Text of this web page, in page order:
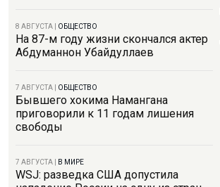
8 АВГУСТА ОБЩЕСТВО
На 87-м году жизни скончался актер
Абдуманнон Убайдуллаев
7 АВГУСТА ОБЩЕСТВО
Бывшего хокима Намангана
приговорили к 11 годам лишения
свободы
7 АВГУСТА В МИРЕ
WSJ: разведка США допустила